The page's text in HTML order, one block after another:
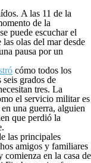
A las 11 de la
de la
puede escuchar el
olas del mar desde
pausa por un
cómo todos los
seis grados de
tres. La
el servicio militar es
una guerra, alguien
que perdió la
las principales
amigos y familiares
en la casa de